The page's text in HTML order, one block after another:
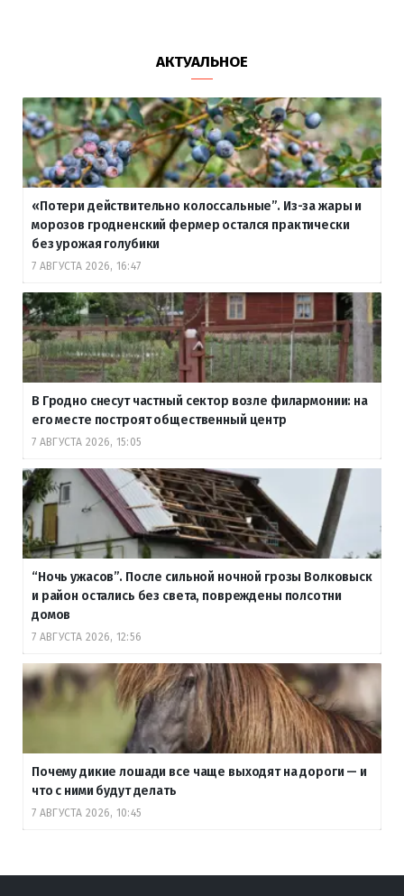
АКТУАЛЬНОЕ
«Потери действительно колоссальные”. Из-за жары и
морозов гродненский фермер остался практически
без урожая голубики
7 АВГУСТА 2026, 16:47
В Гродно снесут частный сектор возле филармонии: на
его месте построят общественный центр
7 АВГУСТА 2026, 15:05
“Ночь ужасов”. После сильной ночной грозы Волковыск
и район остались без света, повреждены полсотни
домов
7 АВГУСТА 2026, 12:56
Почему дикие лошади все чаще выходят на дороги — и
что с ними будут делать
7 АВГУСТА 2026, 10:45